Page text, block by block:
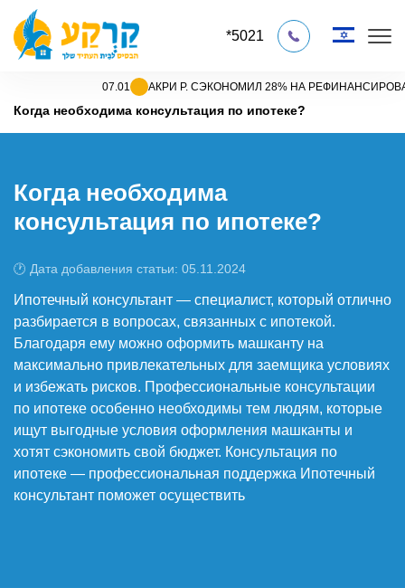
*5021
АКРИ Р. СЭКОНОМИЛ 28% НА РЕФИНАНСИРОВАНИИ
Каталог статей» Статьи на тему новая машканта»
Когда необходима консультация по ипотеке?
Когда необходима
консультация по ипотеке?
🕐 Дата добавления статьи: 05.11.2024
Ипотечный консультант — специалист, который отлично
разбирается в вопросах, связанных с ипотекой.
Благодаря ему можно оформить машканту на
максимально привлекательных для заемщика условиях
и избежать рисков. Профессиональные консультации
по ипотеке особенно необходимы тем людям, которые
ищут выгодные условия оформления машканты и
хотят сэкономить свой бюджет. Консультация по
ипотеке — профессиональная поддержка Ипотечный
консультант поможет осуществить